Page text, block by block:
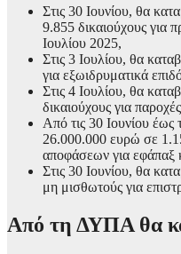
Στις 30 Ιουνίου, θα
9.855 δικαιούχους
Ιουλίου 2025,
Στις 3 Ιουλίου, θα
για εξωιδρυματικά
Στις 4 Ιουλίου, θα
δικαιούχους για
Από τις 30 Ιουνίου έως
26.000.000 ευρώ σε
αποφάσεων για εφάπαξ
Στις 30 Ιουνίου, θα
μη μισθωτούς για
Από τη ΔΥΠΑ θα